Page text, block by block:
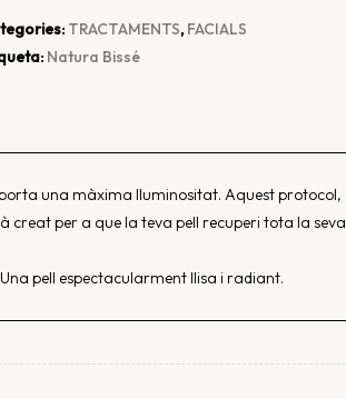
TRACTAMENTS, FACIALS
Natura Bissé
una màxima lluminositat. Aquest protocol,
creat per a que la teva pell recuperi tota la seva
pell espectacularment llisa i radiant.